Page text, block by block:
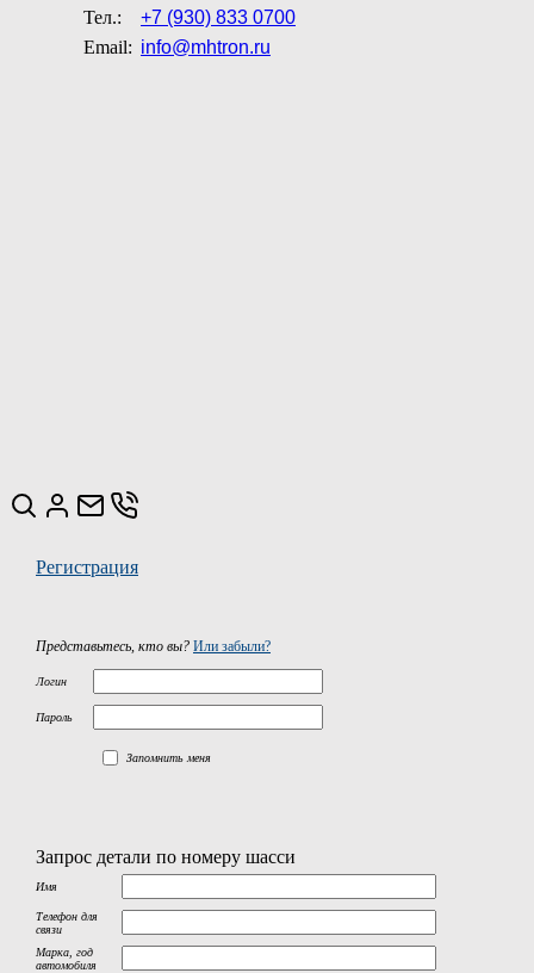
Тел.:
+7 (930) 833 0700
Email: info@mhtron.ru
Регистрация
Представьтесь, кто вы? Или забыли?
Логин
Пароль
Запомнить меня
Запрос детали по номеру шасси
Имя
Телефон для
связи
Марка, год
автомобиля